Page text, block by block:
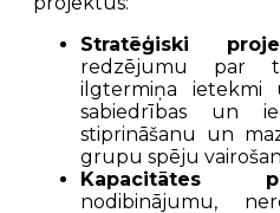
Stratēģiski
redzējumu par
ilgtermiņa ietekmi
sabiedrības un
stiprināšanu un
grupu spēju
Kapacitātes
nodibinājumu,